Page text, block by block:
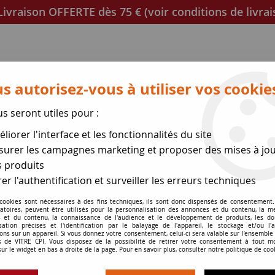
OFFERTE dès 75 € (voir conditions de
Mica et joint à découper Joints de porte
des expéditions le 17
Cales pour
autorisez-vous à utiliser vos
seront utiles pour :
l'interface et les fonctionnalités du site
les campagnes marketing et proposer des mises à
produits
l'authentification et surveiller les erreurs techniques
sont nécessaires à des fins techniques, ils sont donc dispensés de
peuvent être utilisés pour la personnalisation des annonces et du contenu, la
et du contenu, la connaissance de l'audience et le développement de produits, les
précises et l'identification par le balayage de l'appareil, le stockage et/ou
sur un appareil. Si vous donnez votre consentement, celui-ci sera valable sur l’ensemble
de VITRE CPI. Vous disposez de la possibilité de retirer votre consentement à tout
le widget en bas à droite de la page. Pour en savoir plus, consulter notre politique de